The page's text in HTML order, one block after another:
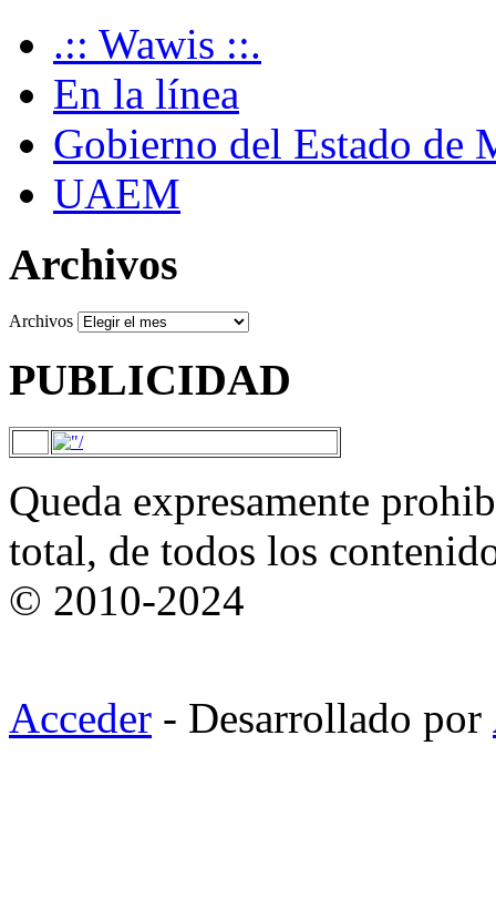
.:: Wawis ::.
En la línea
Gobierno del Estado de
UAEM
Archivos
Archivos
PUBLICIDAD
Queda expresamente
total, de todos los
© 2010-2024
Acceder - Desarrollado por